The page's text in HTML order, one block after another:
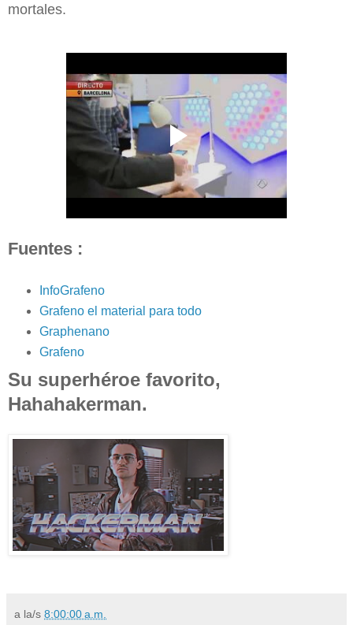
mortales.
Fuentes :
InfoGrafeno
Grafeno el material para todo
Graphenano
Grafeno
Su superhéroe favorito,
Hahahakerman.
a la/s 8:00:00 a.m.